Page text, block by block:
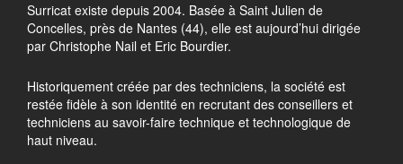
Surricat existe depuis 2004. Basée à Saint Julien de
Concelles, près de Nantes (44), elle est aujourd’hui dirigée
par Christophe Nail et Eric Bourdier.
Historiquement créée par des techniciens, la société est
restée fidèle à son identité en recrutant des conseillers et
techniciens au savoir-faire technique et technologique de
haut niveau.